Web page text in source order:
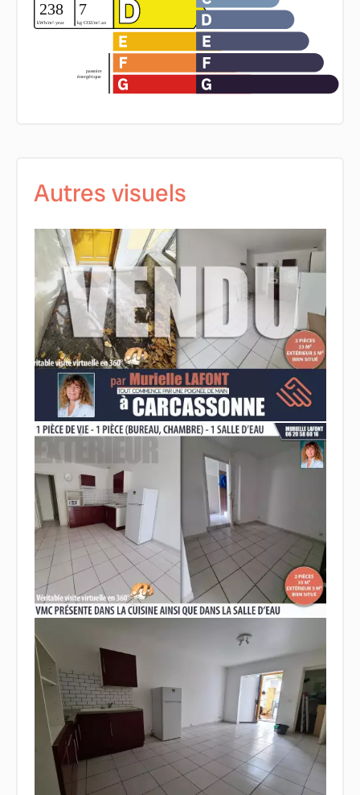
Autres visuels